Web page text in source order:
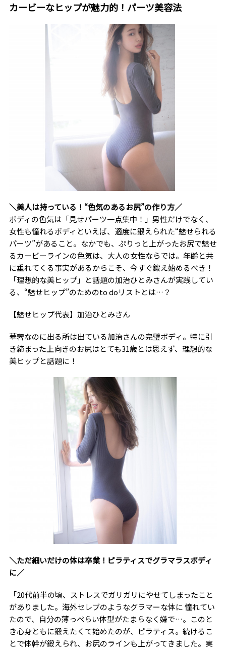
カービーなヒップが魅力的！パーツ美容法
＼美人は持っている！“色気のあるお尻”の作り方／
ボディの色気は「見せパーツ一点集中！」男性だけでなく、
女性も憧れるボディといえば、適度に鍛えられた“魅せられる
パーツ”があること。なかでも、ぷりっと上がったお尻で魅せ
るカービーラインの色気は、大人の女性ならでは。年齢と共
に垂れてくる事実があるからこそ、今すぐ鍛え始めるべき！
「理想的な美ヒップ」と話題の加治ひとみさんが実践してい
る、“魅せヒップ”のためのto doリストとは…？
【魅せヒップ代表】加治ひとみさん
華奢なのに出る所は出ている加治さんの完璧ボディ。特に引
き締まった上向きのお尻はとても31歳とは思えず、理想的な
美ヒップと話題に！
＼ただ細いだけの体は卒業！ピラティスでグラマラスボディ
に／
「20代前半の頃、ストレスでガリガリにやせてしまったこと
がありました。海外セレブのようなグラマーな体に 憧れてい
たので、自分の薄っぺらい体型がたまらなく嫌で…。このと
き心身ともに鍛えたくて始めたのが、ピラティス。続けるこ
とで体幹が鍛えられ、お尻のラインも上がってきました。実